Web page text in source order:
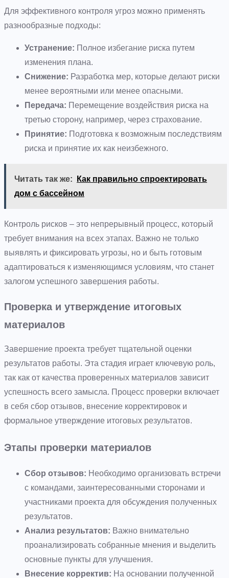
Для эффективного контроля угроз можно применять
разнообразные подходы:
Устранение: Полное избегание риска путем
изменения плана.
Снижение: Разработка мер, которые делают риски
менее вероятными или менее опасными.
Передача: Перемещение воздействия риска на
третью сторону, например, через страхование.
Принятие: Подготовка к возможным последствиям
риска и принятие их как неизбежного.
Читать так же:
Как правильно спроектировать
дом с бассейном
Контроль рисков – это непрерывный процесс, который
требует внимания на всех этапах. Важно не только
выявлять и фиксировать угрозы, но и быть готовым
адаптироваться к изменяющимся условиям, что станет
залогом успешного завершения работы.
Проверка и утверждение итоговых
материалов
Завершение проекта требует тщательной оценки
результатов работы. Эта стадия играет ключевую роль,
так как от качества проверенных материалов зависит
успешность всего замысла. Процесс проверки включает
в себя сбор отзывов, внесение корректировок и
формальное утверждение итоговых результатов.
Этапы проверки материалов
Сбор отзывов: Необходимо организовать встречи
с командами, заинтересованными сторонами и
участниками проекта для обсуждения полученных
результатов.
Анализ результатов: Важно внимательно
проанализировать собранные мнения и выделить
основные пункты для улучшения.
Внесение корректив: На основании полученной